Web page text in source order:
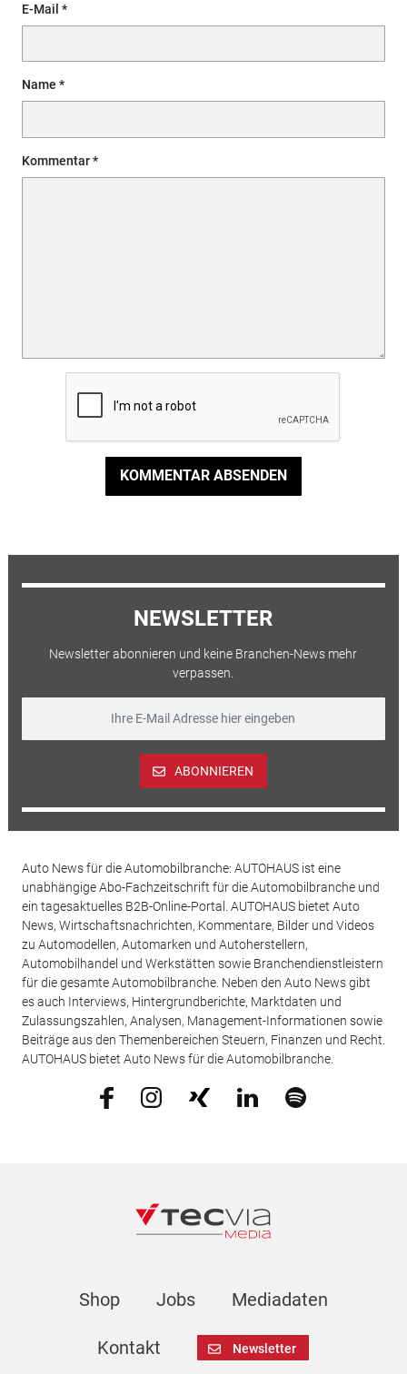
E-Mail
Name
Kommentar
KOMMENTAR ABSENDEN
NEWSLETTER
Newsletter abonnieren und keine Branchen-News mehr
verpassen.
ABONNIEREN
Auto News für die Automobilbranche: AUTOHAUS ist eine
unabhängige Abo-Fachzeitschrift für die Automobilbranche und
ein tagesaktuelles B2B-Online-Portal. AUTOHAUS bietet Auto
News, Wirtschaftsnachrichten, Kommentare, Bilder und Videos
zu Automodellen, Automarken und Autoherstellern,
Automobilhandel und Werkstätten sowie Branchendienstleistern
für die gesamte Automobilbranche. Neben den Auto News gibt
es auch Interviews, Hintergrundberichte, Marktdaten und
Zulassungszahlen, Analysen, Management-Informationen sowie
Beiträge aus den Themenbereichen Steuern, Finanzen und Recht.
AUTOHAUS bietet Auto News für die Automobilbranche.
Shop Jobs Mediadaten
Kontakt Newsletter